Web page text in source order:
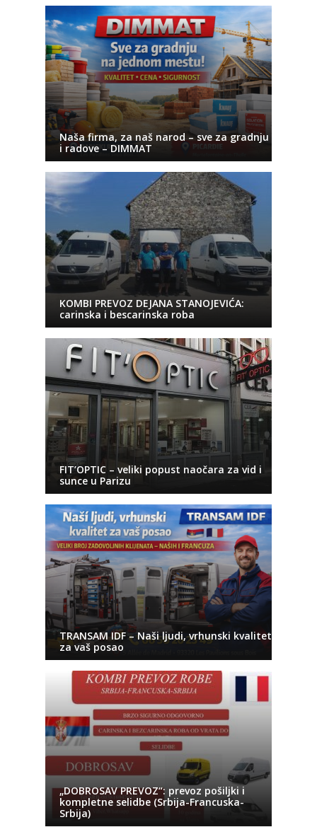
Naša firma, za naš narod – sve za gradnju
i radove – DIMMAT
KOMBI PREVOZ DEJANA STANOJEVIĆA:
carinska i bescarinska roba
FIT’OPTIC – veliki popust naočara za vid i
sunce u Parizu
TRANSAM IDF – Naši ljudi, vrhunski kvalitet
za vaš posao
„DOBROSAV PREVOZ“: prevoz pošiljki i
kompletne selidbe (Srbija-Francuska-
Srbija)